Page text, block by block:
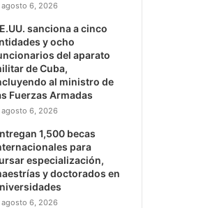
agosto 6, 2026
sanciona a cinco
y ocho
del aparato
de Cuba,
al ministro de
Fuerzas Armadas
agosto 6, 2026
1,500 becas
para
especialización,
y doctorados en
agosto 6, 2026